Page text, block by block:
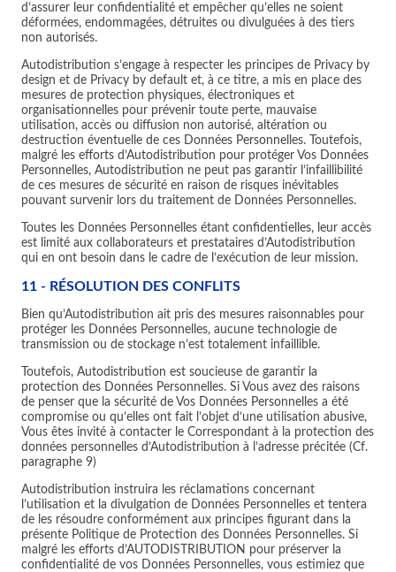
d’assurer leur confidentialité et empêcher qu’elles ne soient
déformées, endommagées, détruites ou divulguées à des tiers
non autorisés.
Autodistribution s’engage à respecter les principes de Privacy by
design et de Privacy by default et, à ce titre, a mis en place des
mesures de protection physiques, électroniques et
organisationnelles pour prévenir toute perte, mauvaise
utilisation, accès ou diffusion non autorisé, altération ou
destruction éventuelle de ces Données Personnelles. Toutefois,
malgré les efforts d’Autodistribution pour protéger Vos Données
Personnelles, Autodistribution ne peut pas garantir l’infaillibilité
de ces mesures de sécurité en raison de risques inévitables
pouvant survenir lors du traitement de Données Personnelles.
Toutes les Données Personnelles étant confidentielles, leur accès
est limité aux collaborateurs et prestataires d’Autodistribution
qui en ont besoin dans le cadre de l’exécution de leur mission.
11 - RÉSOLUTION DES CONFLITS
Bien qu’Autodistribution ait pris des mesures raisonnables pour
protéger les Données Personnelles, aucune technologie de
transmission ou de stockage n’est totalement infaillible.
Toutefois, Autodistribution est soucieuse de garantir la
protection des Données Personnelles. Si Vous avez des raisons
de penser que la sécurité de Vos Données Personnelles a été
compromise ou qu’elles ont fait l’objet d’une utilisation abusive,
Vous êtes invité à contacter le Correspondant à la protection des
données personnelles d’Autodistribution à l’adresse précitée (Cf.
paragraphe 9)
Autodistribution instruira les réclamations concernant
l’utilisation et la divulgation de Données Personnelles et tentera
de les résoudre conformément aux principes figurant dans la
présente Politique de Protection des Données Personnelles. Si
malgré les efforts d’AUTODISTRIBUTION pour préserver la
confidentialité de vos Données Personnelles, vous estimiez que